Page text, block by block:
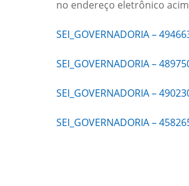
no endereço eletrônico
SEI_GOVERNADORIA –
SEI_GOVERNADORIA –
SEI_GOVERNADORIA –
SEI_GOVERNADORIA –